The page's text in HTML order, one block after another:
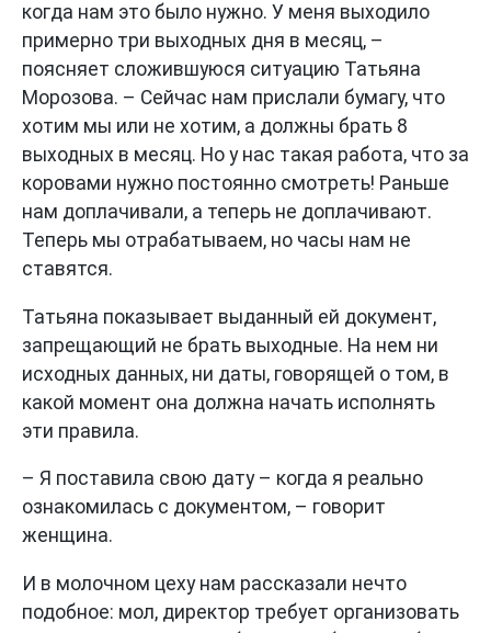
когда нам это было нужно. У меня выходило
примерно три выходных дня в месяц, –
поясняет сложившуюся ситуацию Татьяна
Морозова. – Сейчас нам прислали бумагу, что
хотим мы или не хотим, а должны брать 8
выходных в месяц. Но у нас такая работа, что за
коровами нужно постоянно смотреть! Раньше
нам доплачивали, а теперь не доплачивают.
Теперь мы отрабатываем, но часы нам не
ставятся.
Татьяна показывает выданный ей документ,
запрещающий не брать выходные. На нем ни
исходных данных, ни даты, говорящей о том, в
какой момент она должна начать исполнять
эти правила.
– Я поставила свою дату – когда я реально
ознакомилась с документом, – говорит
женщина.
И в молочном цеху нам рассказали нечто
подобное: мол, директор требует организовать